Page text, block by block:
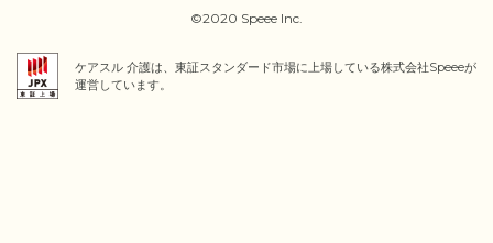
©2020 Speee Inc.
ケアスル 介護は、東証スタンダード市場に上場している株式会社Speeeが
運営しています。